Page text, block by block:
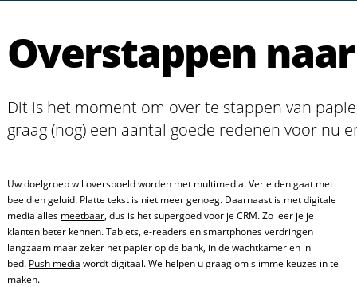
Overstappen
Dit is het moment om over te stappen van
graag (nog) een aantal goede redenen voor nu
Uw doelgroep wil overspoeld worden met multimedia. Verleiden gaat met
beeld en geluid. Platte tekst is niet meer genoeg. Daarnaast is met digitale
media alles meetbaar, dus is het supergoed voor je CRM. Zo leer je je
klanten beter kennen. Tablets, e-readers en smartphones verdringen
langzaam maar zeker het papier op de bank, in de wachtkamer en in
bed. Push media wordt digitaal. We helpen u graag om slimme keuzes in te
maken.